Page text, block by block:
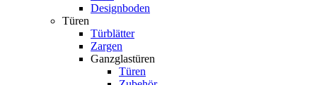
Designboden
Türen
Türblätter
Zargen
Ganzglastüren
Türen